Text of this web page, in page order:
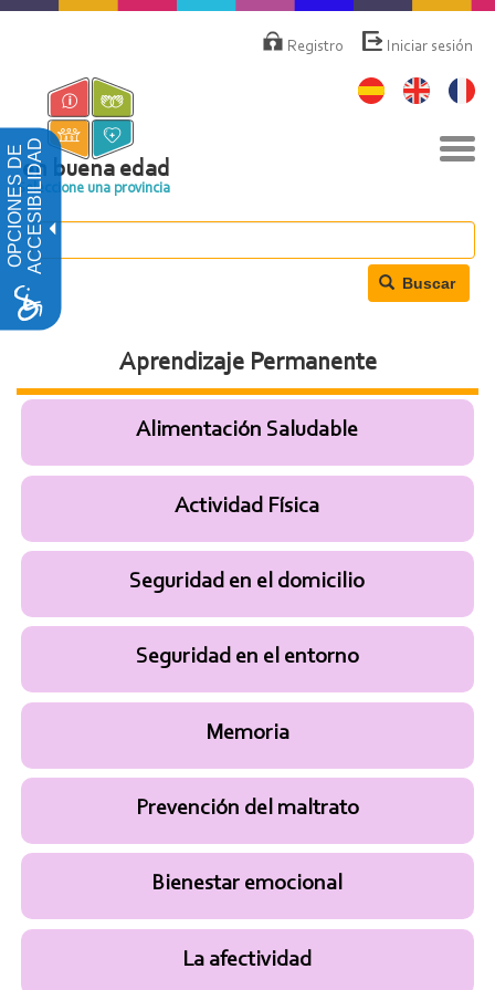
OPCIONES DEACCESIBILIDAD
Pasar
contenido
principal
deRegistro Iniciar sesión
en buena edad
Seleccione una provincia
Buscar
Aprendizaje Permanente
Alimentación Saludable
Actividad Física
Seguridad en el domicilio
Seguridad en el entorno
Memoria
Prevención del maltrato
Bienestar emocional
La afectividad